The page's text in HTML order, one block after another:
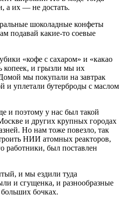
а их — не достать.
шоколадные конфеты
подавай какие-то соевые
«кофе с сахаром» и «какао
копеек, и грызли мы их
мы покупали на завтрак
и уплетали бутерброды с маслом
и поэтому у нас был такой
и других крупных городах
Но нам тоже повезло, так
НИИ атомных реакторов,
работники, был поставлен
и мы ездили туда
и сгущенка, и разнообразные
бочках.